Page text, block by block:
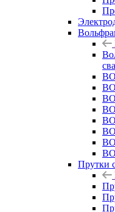
Прутки